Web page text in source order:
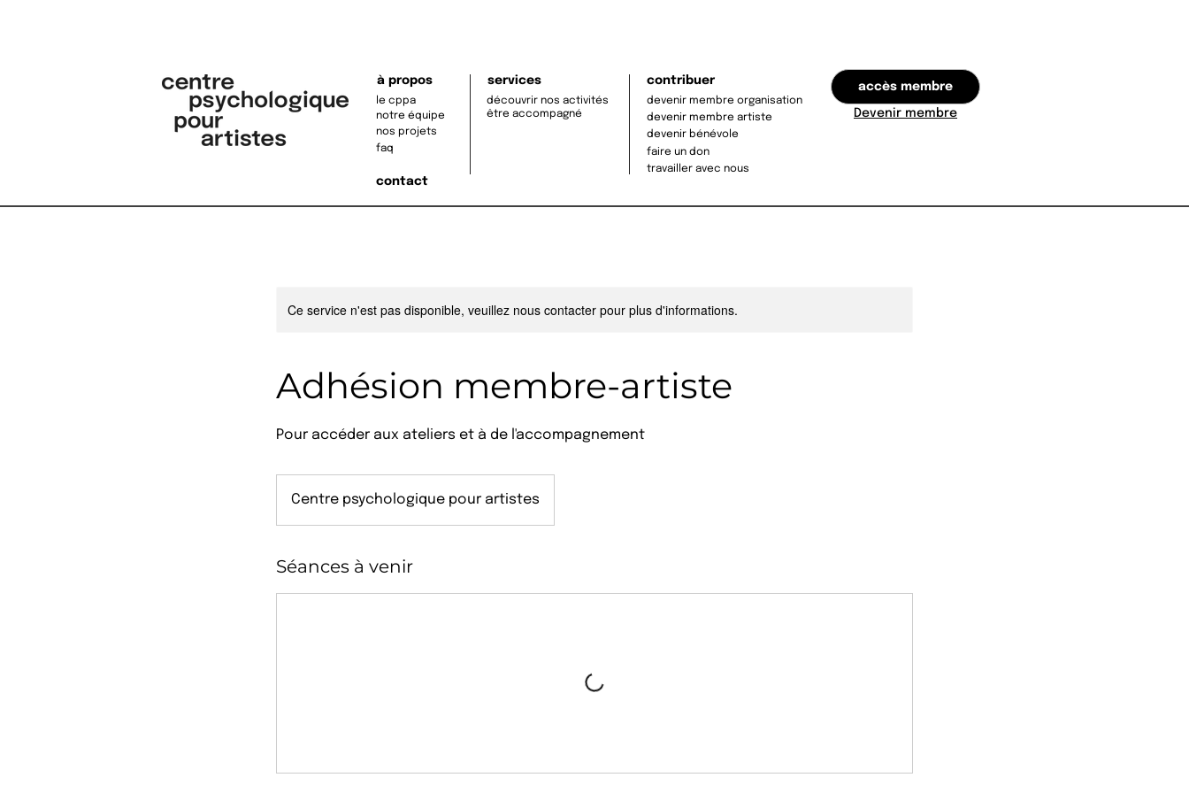
à propos
le cppa
notre équipe
nos projets
faq
contact
services
découvrir nos activités
être accompagné
contribuer
devenir membre organisation
devenir membre artiste
accès membre
Devenir membre
devenir bénévole
faire un don
travailler avec nous
Ce service n'est pas disponible, veuillez nous contacter pour plus d'informations.
Adhésion membre-artiste
Pour accéder aux ateliers et à de l'accompagnement
Centre psychologique pour artistes
Séances à venir